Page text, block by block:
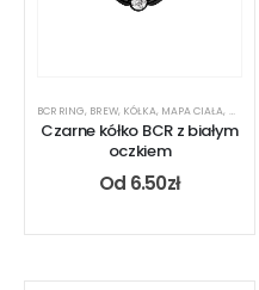
BCR RING, BREW, KÓŁKA, MAPA CIAŁA, NOS
Czarne kółko BCR z białym
oczkiem
Od 6.50zł